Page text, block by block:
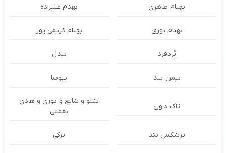
بهنام طاهری بهنام علیزاده
بهنام نوری بهنام کریمی پور
بُردفرد بیدل
بیمرز بند بیوسا
تاک داون
تتلو و شایع و پوری و هادی
نعمتی
ترشكس بند ترکی